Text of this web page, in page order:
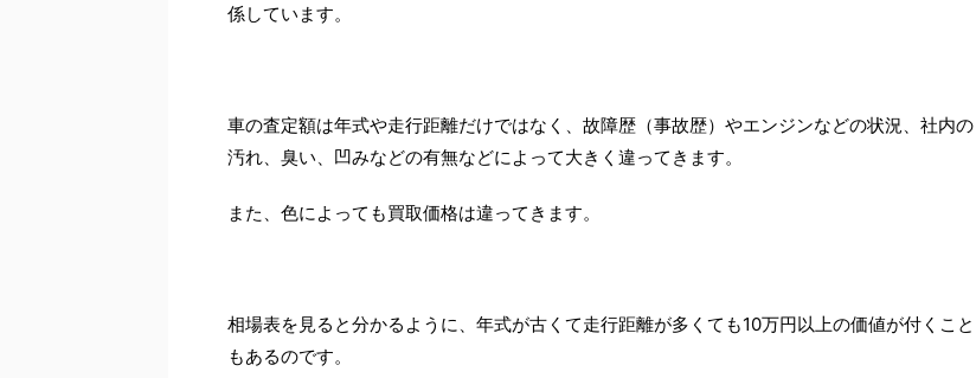
係しています。
車の査定額は年式や走行距離だけではなく、故障歴（事故歴）やエンジンなどの状況、社内の
汚れ、臭い、凹みなどの有無などによって大きく違ってきます。
また、色によっても買取価格は違ってきます。
相場表を見ると分かるように、年式が古くて走行距離が多くても10万円以上の価値が付くこと
もあるのです。